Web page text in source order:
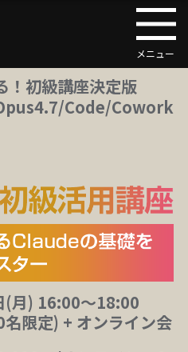
！初級講座決定版
Code/Cowork
月) 16:00～18:00
限定) + オンライン会